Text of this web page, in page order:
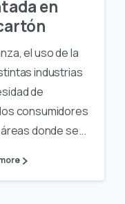
en
el uso de la
industrias
de
consumidores
donde se...